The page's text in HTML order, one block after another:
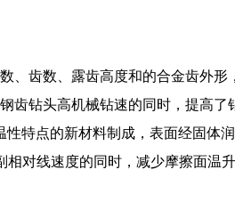
、齿数、露齿高度和的合金齿外形
齿钻头高机械钻速的同时，提高了
特点的新材料制成，表面经固体
相对线速度的同时，减少摩擦面温